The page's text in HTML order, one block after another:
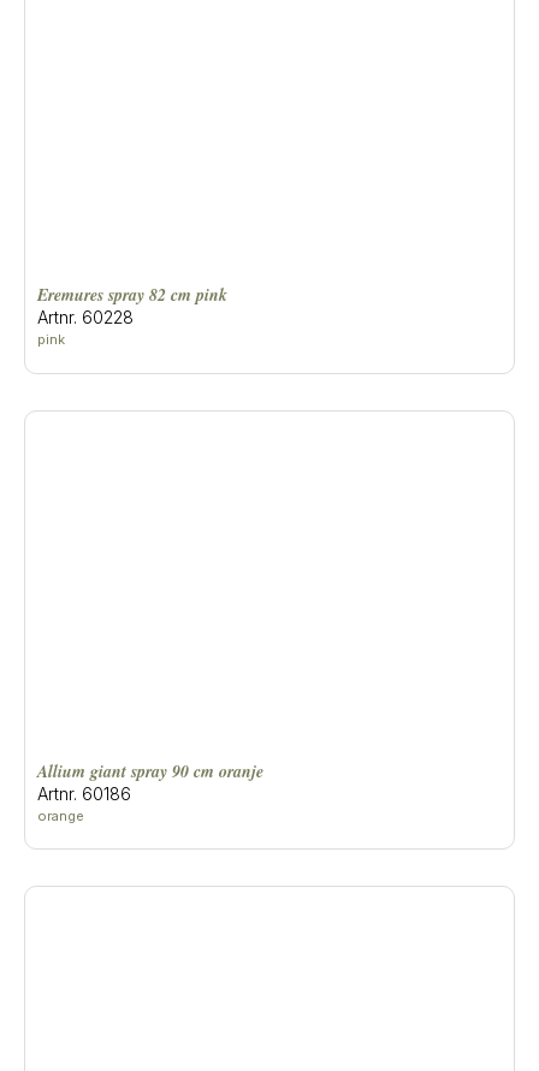
eremures spray 82 cm pink
Artnr. 60228
pink
allium giant spray 90 cm oranje
Artnr. 60186
orange